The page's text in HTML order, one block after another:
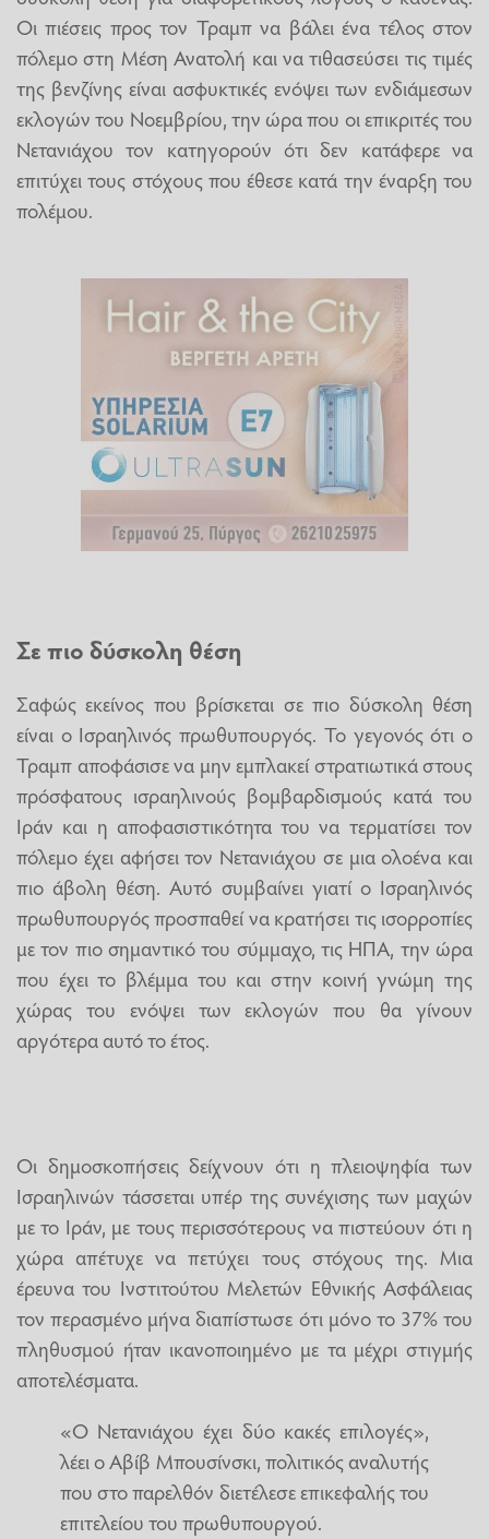
Οι πιέσεις προς τον Τραμπ να βάλει ένα τέλος στον
πόλεμο στη Μέση Ανατολή και να τιθασεύσει τις τιμές
της βενζίνης είναι ασφυκτικές ενόψει των ενδιάμεσων
εκλογών του Νοεμβρίου, την ώρα που οι επικριτές του
Νετανιάχου τον κατηγορούν ότι δεν κατάφερε να
επιτύχει τους στόχους που έθεσε κατά την έναρξη του
πολέμου.
Σε πιο δύσκολη θέση
Σαφώς εκείνος που βρίσκεται σε πιο δύσκολη θέση
είναι ο Ισραηλινός πρωθυπουργός. Το γεγονός ότι ο
Τραμπ αποφάσισε να μην εμπλακεί στρατιωτικά στους
πρόσφατους ισραηλινούς βομβαρδισμούς κατά του
Ιράν και η αποφασιστικότητα του να τερματίσει τον
πόλεμο έχει αφήσει τον Νετανιάχου σε μια ολοένα και
πιο άβολη θέση. Αυτό συμβαίνει γιατί ο Ισραηλινός
πρωθυπουργός προσπαθεί να κρατήσει τις ισορροπίες
με τον πιο σημαντικό του σύμμαχο, τις ΗΠΑ, την ώρα
που έχει το βλέμμα του και στην κοινή γνώμη της
χώρας του ενόψει των εκλογών που θα γίνουν
αργότερα αυτό το έτος.
Οι δημοσκοπήσεις δείχνουν ότι η πλειοψηφία των
Ισραηλινών τάσσεται υπέρ της συνέχισης των μαχών
με το Ιράν, με τους περισσότερους να πιστεύουν ότι η
χώρα απέτυχε να πετύχει τους στόχους της. Μια
έρευνα του Ινστιτούτου Μελετών Εθνικής Ασφάλειας
τον περασμένο μήνα διαπίστωσε ότι μόνο το 37% του
πληθυσμού ήταν ικανοποιημένο με τα μέχρι στιγμής
αποτελέσματα.
«Ο Νετανιάχου έχει δύο κακές επιλογές»,
λέει ο Αβίβ Μπουσίνσκι, πολιτικός αναλυτής
που στο παρελθόν διετέλεσε επικεφαλής του
επιτελείου του πρωθυπουργού.